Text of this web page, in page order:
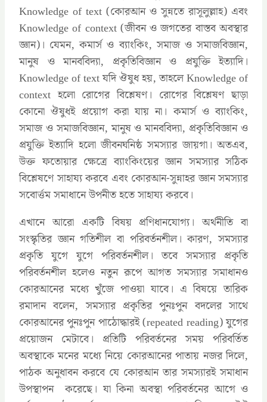
Knowledge of text (কোরআন ও সুন্নতে রাসূলুল্লাহ) এবং
Knowledge of context (জীবন ও জগতের বাস্তব অবস্থার
জ্ঞান)। যেমন, কমার্স ও ব্যাংকিং, সমাজ ও সমাজবিজ্ঞান,
মানুষ ও মানববিদ্যা, প্রকৃতিবিজ্ঞান ও প্রযুক্তি ইত্যাদি।
Knowledge of text যদি ঔষুধ হয়, তাহলে Knowledge of
context হলো রোগের বিশ্লেষণ। রোগের বিশ্লেষণ ছাড়া
কোনো ঔষুধই প্রয়োগ করা যায় না। কমার্স ও ব্যাংকিং,
সমাজ ও সমাজবিজ্ঞান, মানুষ ও মানববিদ্যা, প্রকৃতিবিজ্ঞান ও
প্রযুক্তি ইত্যাদি হলো জীবনঘনিষ্ঠ সমস্যার জায়গা। অতএব,
উক্ত ফতোয়ার ক্ষেত্রে ব্যাংকিংয়ের জ্ঞান সমস্যার সঠিক
বিশ্লেষণে সাহায্য করবে এবং কোরআন-সুন্নাহর জ্ঞান সমস্যার
সবোর্ত্তম সমাধানে উপনীত হতে সাহায্য করবে।
এখানে আরো একটি বিষয় প্রণিধানযোগ্য। অর্থনীতি বা
সংস্কৃতির জ্ঞান গতিশীল বা পরিবর্তনশীল। কারণ, সমস্যার
প্রকৃতি যুগে যুগে পরিবর্তনশীল। তবে সমস্যার প্রকৃতি
পরিবর্তনশীল হলেও নতুন রূপে আগত সমস্যার সমাধানও
কোরআনের মধ্যে খুঁজে পাওয়া যাবে। এ বিষয়ে তারিক
রমাদান বলেন, সমস্যার প্রকৃতির পুনঃপুন বদলের সাথে
কোরআনের পুনঃপুন পাঠোদ্ধারই (repeated reading) যুগের
প্রয়োজন মেটাবে। প্রতিটি পরিবর্তনের সময় পরিবর্তিত
অবস্থাকে মনের মধ্যে নিয়ে কোরআনের পাতায় নজর দিলে,
পাঠক অনুধাবন করবে যে কোরআন তার সমস্যারই সমাধান
উপস্থাপন করেছে। যা কিনা অবস্থা পরিবর্তনের আগে ও